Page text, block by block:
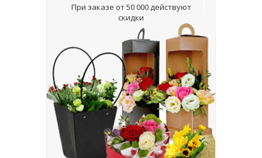
При заказе от 50 000 действуют
скидки